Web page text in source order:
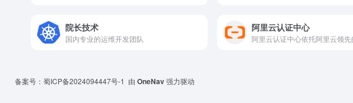
院长技术
国内专业的运维开发团队
阿里云认证中心
备案号： 蜀ICP备2024094447号-1 由 OneNav强力驱动